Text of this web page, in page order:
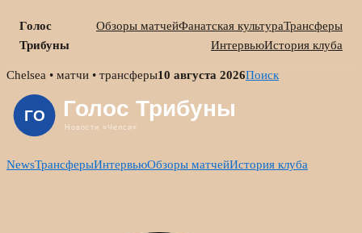
Голос
Трибуны
Обзоры матчейФанатская культураТрансферы
ИнтервьюИстория клуба
Skip
content
Chelsea • матчи • трансферы10 августа 2026Поиск
NewsТрансферыИнтервьюОбзоры матчейИстория клуба